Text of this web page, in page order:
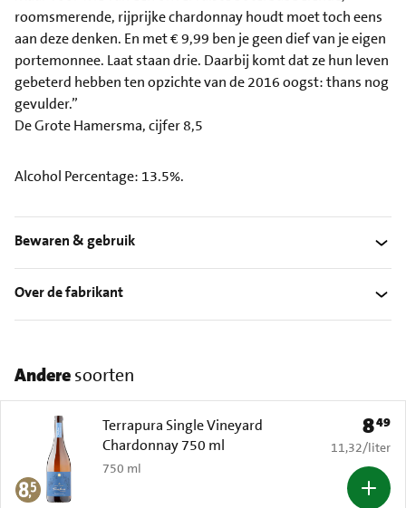
roomsmerende, rijprijke chardonnay houdt moet toch eens
aan deze denken. En met € 9,99 ben je geen dief van je eigen
portemonnee. Laat staan drie. Daarbij komt dat ze hun leven
gebeterd hebben ten opzichte van de 2016 oogst: thans nog
gevulder.”
De Grote Hamersma, cijfer 8,5
Alcohol Percentage: 13.5%.
Bewaren & gebruik
Over de fabrikant
Anderesoorten
Terrapura Single Vineyard
Chardonnay 750 ml
750 ml
Prijs:
849
€ 11,32 per
11,32/liter